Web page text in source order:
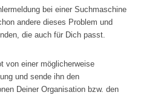
bei einer Suchmaschine
andere dieses Problem und
die auch für Dich passt.
von einer möglicherweise
und sende ihn den
Deiner Organisation bzw. den